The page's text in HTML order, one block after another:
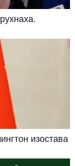
изостава